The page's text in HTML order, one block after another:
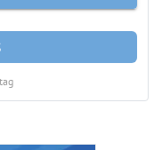
>>